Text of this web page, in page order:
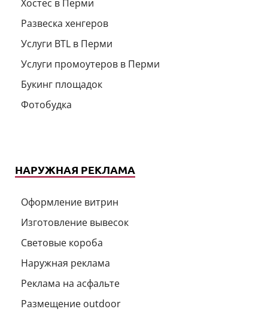
Хостес в Перми
Развеска хенгеров
Услуги BTL в Перми
Услуги промоутеров в Перми
Букинг площадок
Фотобудка
НАРУЖНАЯ РЕКЛАМА
Оформление витрин
Изготовление вывесок
Световые короба
Наружная реклама
Реклама на асфальте
Размещение outdoor